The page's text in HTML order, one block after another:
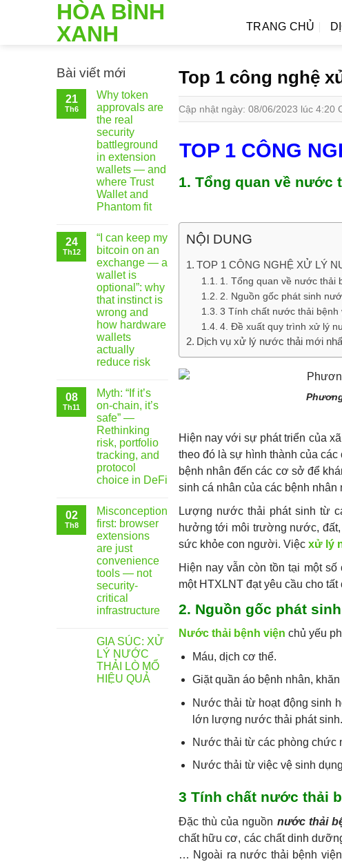
HÒA BÌNH
XANH
TRANG CHỦ
Bài viết mới
21
Th6
Why token
approvals are
the real
security
battleground
in extension
wallets — and
where Trust
Wallet and
Phantom fit
24
Th12
“I can keep my
bitcoin on an
exchange — a
wallet is
optional”: why
that instinct is
wrong and
how hardware
wallets
actually
reduce risk
08
Th11
Myth: “If it’s
on-chain, it’s
safe” —
Rethinking
risk, portfolio
tracking, and
protocol
choice in DeFi
02
Th8
Misconception
first: browser
extensions
are just
convenience
tools — not
security-
critical
infrastructure
GIA SÚC: XỬ
LÝ NƯỚC
THẢI LÒ MỔ
HIỆU QUẢ
Top 1 công nghệ
Cập nhật ngày: 08/06/2023 lúc 4:20
TOP 1 CÔNG
1. Tổng quan về nước
NỘI DUNG
TOP 1 CÔNG NGHỆ XỬ LÝ
1. Tổng quan về nước thải
2. Nguồn gốc phát sinh
3 Tính chất nước thải bệnh
4. Đề xuất quy trình xử lý
Dịch vụ xử lý nước thải mới
Hiện nay với sự phát triển của
theo đó là sự hình thành của
bệnh nhân đến các cơ sở để
sinh cá nhân của các bệnh
Lượng nước thải phát sinh từ
hưởng tới môi trường nước,
sức khỏe con người. Việc xử lý
Hiện nay vẫn còn tồn tại một
một HTXLNT đạt yêu cầu cho
2. Nguồn gốc phát
Nước thải bệnh viện chủ yếu
Máu, dịch cơ thể.
Giặt quần áo bệnh nhân,
Nước thải từ hoạt động sinh
lớn lượng nước thải phát sinh.
Nước thải từ các phòng chức
Nước thải từ việc vệ sinh
3 Tính chất nước thải
Đặc thù của nguồn nước thải
chất hữu cơ, các chất dinh
… Ngoài ra nước thải bệnh